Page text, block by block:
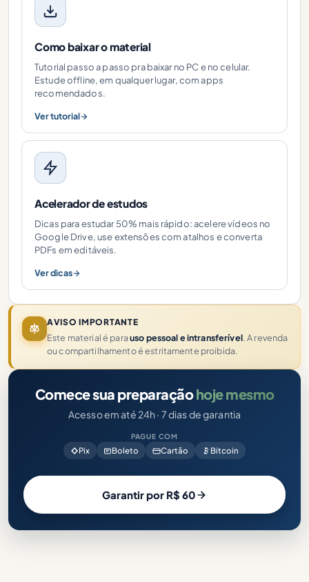
Como baixar o material
Tutorial passo a passo pra baixar no PC e no celular.
Estude offline, em qualquer lugar, com apps
recomendados.
Ver tutorial
Acelerador de estudos
Dicas para estudar 50% mais rápido: acelere vídeos no
Google Drive, use extensões com atalhos e converta
PDFs em editáveis.
Ver dicas
AVISO IMPORTANTE
Este material é parauso pessoal e intransferível. A revenda
ou compartilhamento é estritamente proibida.
Comece sua preparaçãohoje mesmo
Acesso em até 24h · 7 dias de garantia
PAGUE COM
Pix Boleto Cartão Bitcoin
Garantir por R$ 60